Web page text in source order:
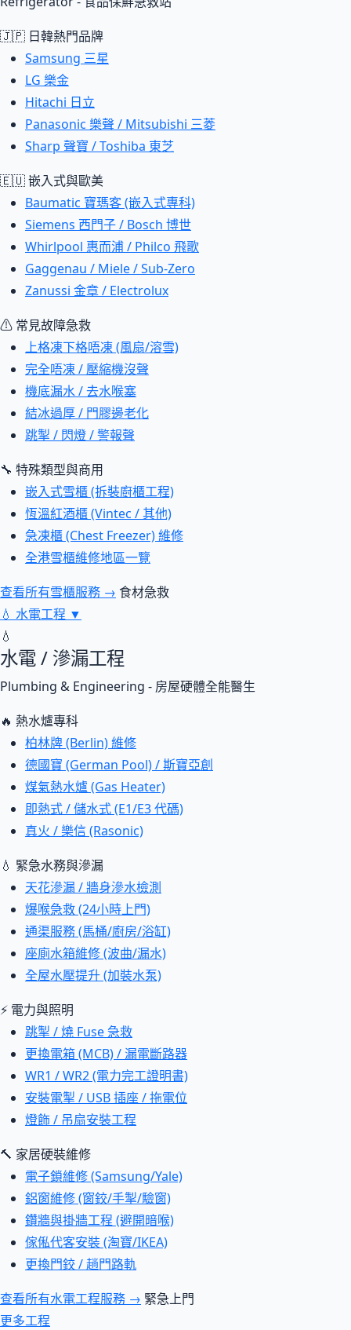
🇯🇵 日韓熱門品牌
Samsung 三星
LG 樂金
Hitachi 日立
Panasonic 樂聲 / Mitsubishi 三菱
Sharp 聲寶 / Toshiba 東芝
🇪🇺 嵌入式與歐美
Baumatic 寶瑪客 (嵌入式專科)
Siemens 西門子 / Bosch 博世
Whirlpool 惠而浦 / Philco 飛歌
Gaggenau / Miele / Sub-Zero
Zanussi 金章 / Electrolux
⚠ 常見故障急救
上格凍下格唔凍 (風扇/溶雪)
完全唔凍 / 壓縮機沒聲
機底漏水 / 去水喉塞
結冰過厚 / 門膠邊老化
跳掣 / 閃燈 / 警報聲
🔧 特殊類型與商用
嵌入式雪櫃 (拆裝廚櫃工程)
恆溫紅酒櫃 (Vintec / 其他)
急凍櫃 (Chest Freezer) 維修
全港雪櫃維修地區一覽
查看所有雪櫃服務 → 食材急救
💧 水電工程 ▼
💧
水電 / 滲漏工程
Plumbing & Engineering - 房屋硬體全能醫生
🔥 熱水爐專科
柏林牌 (Berlin) 維修
德國寶 (German Pool) / 斯寶亞創
煤氣熱水爐 (Gas Heater)
即熱式 / 儲水式 (E1/E3 代碼)
真火 / 樂信 (Rasonic)
💧 緊急水務與滲漏
天花滲漏 / 牆身滲水檢測
爆喉急救 (24小時上門)
通渠服務 (馬桶/廚房/浴缸)
座廁水箱維修 (波曲/漏水)
全屋水壓提升 (加裝水泵)
⚡ 電力與照明
跳掣 / 燒 Fuse 急救
更換電箱 (MCB) / 漏電斷路器
WR1 / WR2 (電力完工證明書)
安裝電掣 / USB 插座 / 拖電位
燈飾 / 吊扇安裝工程
🔨 家居硬裝維修
電子鎖維修 (Samsung/Yale)
鋁窗維修 (窗鉸/手掣/驗窗)
鑽牆與掛牆工程 (避開暗喉)
傢俬代客安裝 (淘寶/IKEA)
更換門鉸 / 趟門路軌
查看所有水電工程服務 → 緊急上門
更多工程